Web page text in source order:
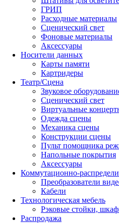
ГРИП
Расходные материалы
Сценический свет
Фоновые материалы
Аксессуары
Носители данных
Карты памяти
Картридеры
Театр/Сцена
Звуковое
Сценический свет
Виртуальные
Одежда сцены
Механика сцены
Конструкции сцены
Пульт помощника
Напольные покрытия
Аксессуары
Коммутационно-
Преобразователи
Кабели
Технологическая мебель
Рэковые стойки,
Распродажа